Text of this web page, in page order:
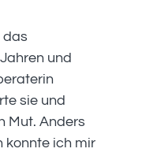
das
und
sie und
Mut. Anders
konnte ich mir